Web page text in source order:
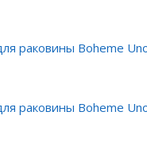
раковины Boheme
раковины Boheme